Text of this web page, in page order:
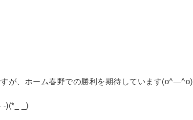
が、ホーム春野での勝利を期待しています(o^―^o)
-)(*_ _)